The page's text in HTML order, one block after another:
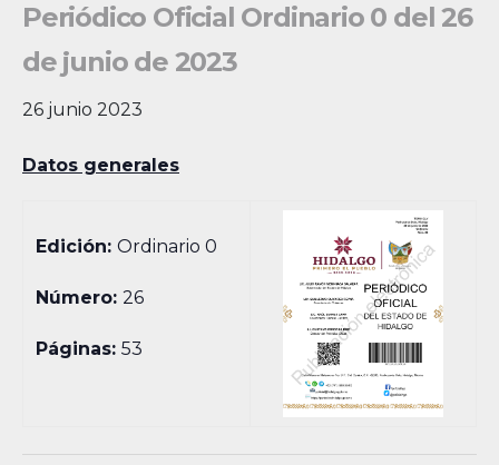
Periódico Oficial Ordinario 0 del 26
de junio de 2023
26 junio 2023
Datos generales
Edición:Ordinario 0
Número:26
Páginas:53